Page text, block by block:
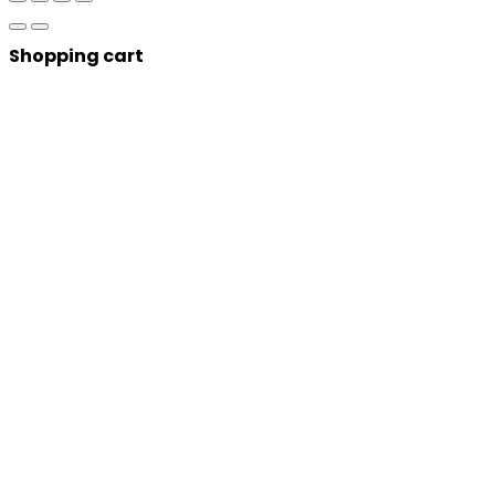
Shopping cart